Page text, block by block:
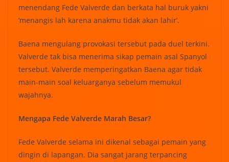
menendang Fede Valverde dan berkata hal buruk yakni
‘menangis lah karena anakmu tidak akan lahir’.
Baena mengulang provokasi tersebut pada duel terkini.
Valverde tak bisa menerima sikap pemain asal Spanyol
tersebut. Valverde memperingatkan Baena agar tidak
main-main soal keluarganya sebelum memukul
wajahnya.
Mengapa Fede Valverde Marah Besar?
Fede Valverde selama ini dikenal sebagai pemain yang
dingin di lapangan. Dia sangat jarang terpancing